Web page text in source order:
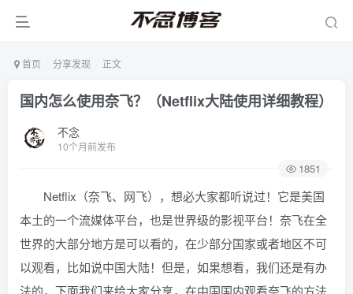
首页 分享发现 正文
国内怎么使用奈飞？（Netflix大陆使用详细教程）
不念
10个月前发布
1851
Netflix（奈飞、网飞），想必大家都听说过！它是美国
本土的一个流媒体平台，也是世界级的影视平台！奈飞在全
世界的大部分地方是可以看的，在少部分国家或者地区不可
以观看，比如说中国大陆！但是，如果想看，我们还是有办
法的，下面我们来给大家分享，在中国国内观看奈飞的方法